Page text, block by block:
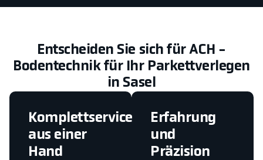
Entscheiden Sie sich für ACH -
Bodentechnik für Ihr Parkettverlegen
in Sasel
Erfahrung
und
Präzision
Komplettservice
aus einer
Hand